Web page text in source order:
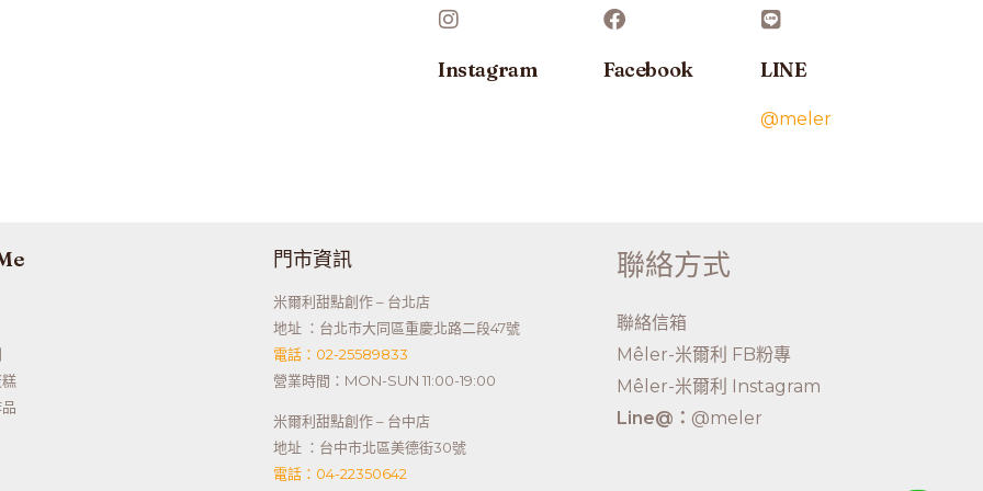
Instagram Facebook LINE
@meler
門市資訊
米爾利甜點創作 – 台北店
地址 ：台北市大同區重慶北路二段47號
電話：02-25589833
營業時間：MON-SUN 11:00-19:00
米爾利甜點創作 – 台中店
地址 ：台中市北區美德街30號
電話：04-22350642
聯絡方式
聯絡信箱
Mêler-米爾利 FB粉專
Mêler-米爾利 Instagram
Line@： @meler